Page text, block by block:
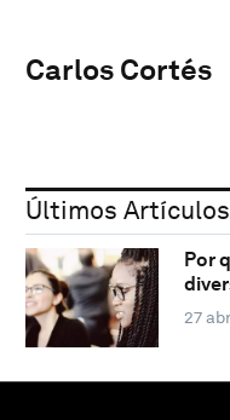
Carlos Cortés
Últimos Artículos
Por
27